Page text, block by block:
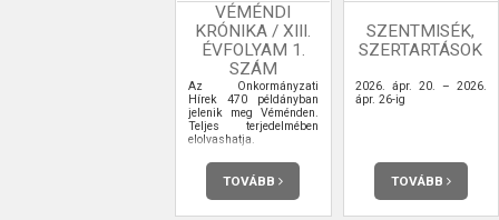
VÉMÉNDI
KRÓNIKA / XIII.
ÉVFOLYAM 1.
SZÁM
Az Önkormányzati
Hírek 470 példányban
jelenik meg Véménden.
Teljes terjedelmében
elolvashatja.
TOVÁBB
SZENTMISÉK,
SZERTARTÁSOK
2026. ápr. 20. – 2026.
ápr. 26-ig
TOVÁBB